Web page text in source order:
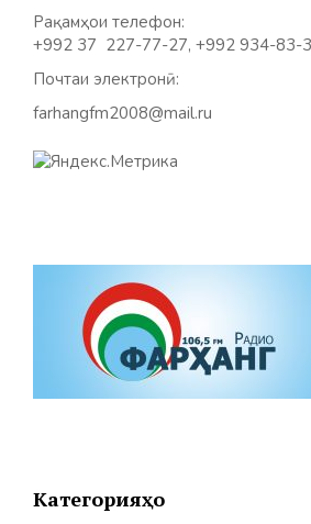
Рақамҳои телефон:
+992 37 227-77-27, +992 934-83-
Почтаи электронӣ:
farhangfm2008@mail.ru
Категорияҳо